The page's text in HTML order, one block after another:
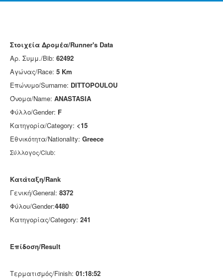
Στοιχεία Δρομέα/Runner's Data
Αρ. Συμμ./Bib: 62492
Αγώνας/Race: 5 Km
Επώνυμο/Surname: DITTOPOULOU
Όνομα/Name: ANASTASIA
Φύλλο/Gender: F
Κατηγορία/Category: <15
Εθνικότητα/Nationality: Greece
Σύλλογος/Club:
Κατάταξη/Rank
Γενική/General: 8372
Φύλου/Gender:4480
Κατηγορίας/Category: 241
Επίδοση/Result
Τερματισμός/Finish: 01:18:52